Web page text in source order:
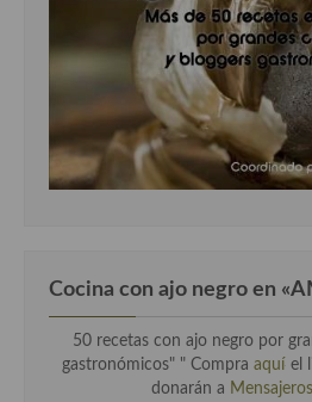
Cocina Extremeña
Cocina Gallega
Cocina Madrileña
Cocina Murciana
Cocina Valenciana
Cocina Vasca
Cocina Europea
Cocina con ajo negro en
50 recetas con ajo negro por
gastronómicos" " Compra aquí el
donarán a